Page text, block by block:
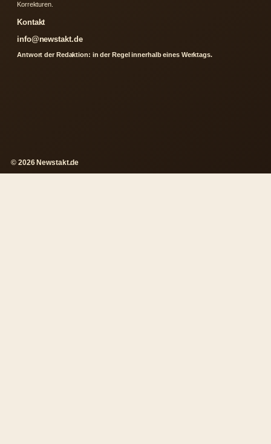
Korrekturen.
Kontakt
info@newstakt.de
Antwort der Redaktion: in der Regel innerhalb eines Werktags.
© 2026 Newstakt.de